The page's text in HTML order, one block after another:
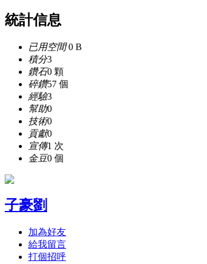
統計信息
已用空間0 B
積分3
鑽石0 顆
碎鑽57 個
經驗3
幫助0
技術0
貢獻0
宣傳1 次
金豆0 個
子豪劉
加為好友
給我留言
打個招呼